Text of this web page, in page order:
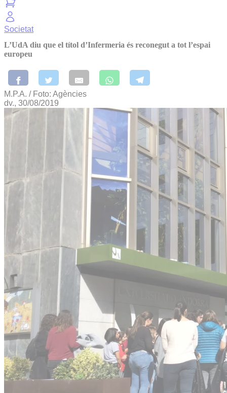
Societat
L’UdA diu que el títol d’Infermeria és reconegut a tot l’espai
europeu
M.P.A. / Foto: Agències
dv., 30/08/2019